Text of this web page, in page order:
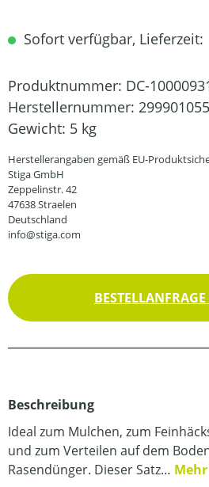
Sofort verfügbar, Lieferzeit:
Produktnummer: DC-
Herstellernummer:
Gewicht: 5 kg
Herstellerangaben gemäß EU-
Stiga GmbH
Zeppelinstr. 42
47638 Straelen
Deutschland
info@stiga.com
Beschreibung
Ideal zum Mulchen, zum
und zum Verteilen auf dem
Rasendünger. Dieser Satz… Mehr